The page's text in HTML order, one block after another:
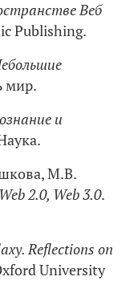
Веб
Publishing.
мир.
и
М.В.
2.0, Web 3.0.
Reflections on
University